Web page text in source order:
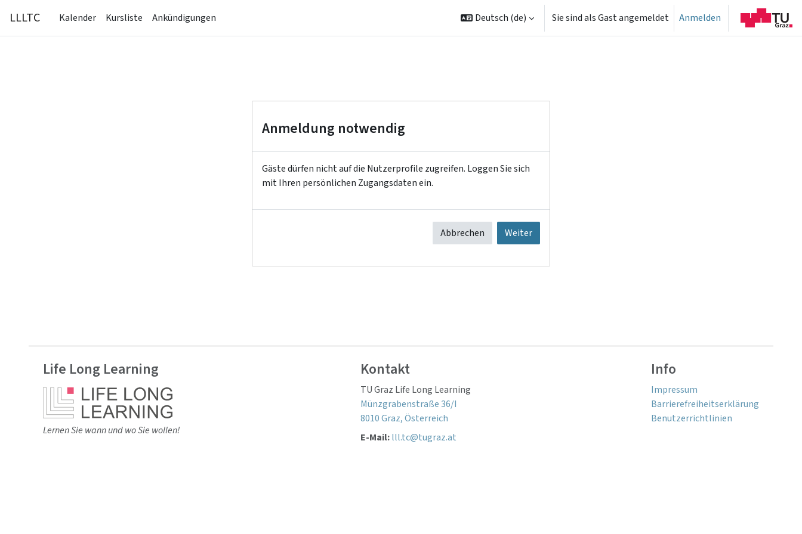
LLLTC Kalender Kursliste Ankündigungen Deutsch ‎(de)‎ Sie sind als Gast angemeldet Anmelden
Anmeldung notwendig
Gäste dürfen nicht auf die Nutzerprofile zugreifen. Loggen Sie sich
mit Ihren persönlichen Zugangsdaten ein.
Abbrechen Weiter
Life Long Learning
Lernen Sie wann und wo Sie wollen!
Kontakt
TU Graz Life Long Learning
Münzgrabenstraße 36/I
8010 Graz, Österreich
E-Mail:lll.tc@tugraz.at
Info
Impressum
Barrierefreiheitserklärung
Benutzerrichtlinien